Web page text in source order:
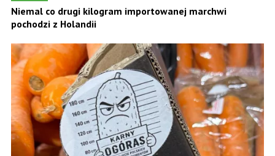
Niemal co drugi kilogram importowanej marchwi
pochodzi z Holandii